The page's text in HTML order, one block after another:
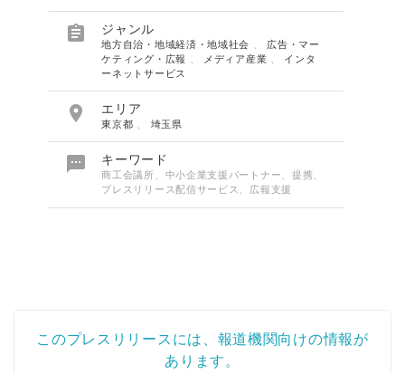
 ジャンル
地方自治・地域経済・地域社会
広告・マー
ケティング・広報
メディア産業
インタ
ーネットサービス
 エリア
東京都 埼玉県
 キーワード
商工会議所、中小企業支援パートナー、提携、
プレスリリース配信サービス、広報支援
このプレスリリースには、報道機関向けの情報が
あります。